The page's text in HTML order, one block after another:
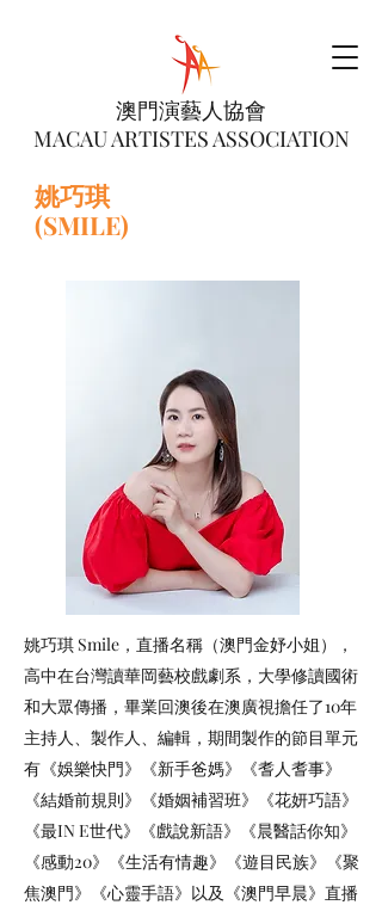
澳門演藝人協會
MACAU ARTISTES ASSOCIATION
姚巧琪
(SMILE)
姚巧琪 Smile，直播名稱（澳門金妤小姐），
高中在台灣讀華岡藝校戲劇系，大學修讀國術
和大眾傳播，畢業回澳後在澳廣視擔任了10年
主持人、製作人、編輯，期間製作的節目單元
有《娛樂快門》《新手爸媽》《耆人耆事》
《結婚前規則》《婚姻補習班》《花妍巧語》
《最IN E世代》《戲說新語》《晨醫話你知》
《感動20》《生活有情趣》《遊目民族》《聚
焦澳門》《心靈手語》以及《澳門早晨》直播